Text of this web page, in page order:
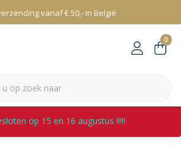
vanaf € 50,- in België
0
op 15 en 16 augustus !!!!!